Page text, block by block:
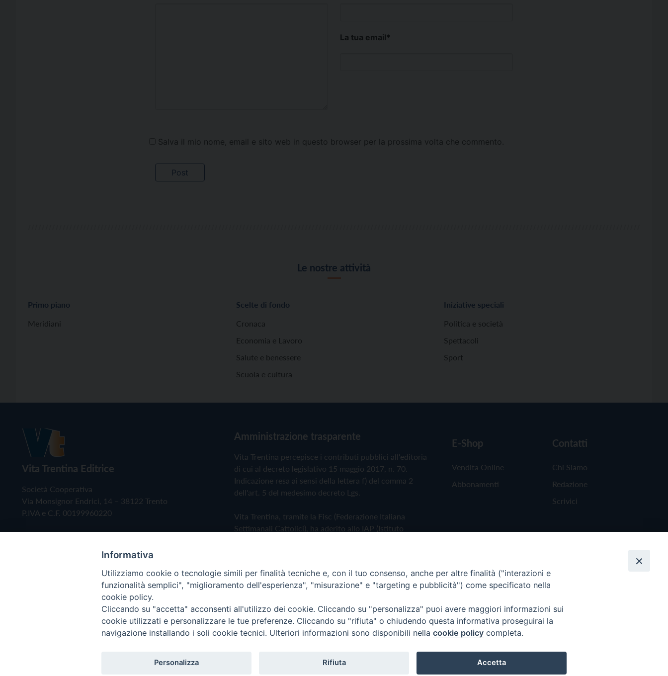
La tua email*
Salva il mio nome, email e sito web in questo browser per la prossima volta che commento.
Le nostre attività
Primo piano
Meridiani
Scelte di fondo
Cronaca
Economia e Lavoro
Salute e benessere
Scuola e cultura
Iniziative speciali
Politica e società
Spettacoli
Sport
Vita Trentina Editrice
Società Cooperativa
Via Monsignor Endrici, 14 – 38122 Trento
P.IVA e C.F. 00199960220
Amministrazione trasparente
Vita Trentina percepisce i contributi pubblici all'editoria
di cui al decreto legislativo 15 maggio 2017, n. 70.
Indicazione resa ai sensi della lettera f) del comma 2
dell'art. 5 del medesimo decreto Lgs.
Vita Trentina, tramite la Fisc (Federazione Italiana
Settimanali Cattolici), ha aderito allo IAP (Istituto
Privacy Policy Cookie Policy
E-Shop
Vendita Online
Abbonamenti
Contatti
Chi Siamo
Redazione
Scrivici
Copyright © 2019 - Tutti i diritti riservati - Vita Trentina Editrice
Informativa
Utilizziamo cookie o tecnologie simili per finalità tecniche e, con il tuo consenso, anche per altre finalità ("interazioni e
funzionalità semplici", "miglioramento dell'esperienza", "misurazione" e "targeting e pubblicità") come specificato nella
cookie policy.
Cliccando su "accetta" acconsenti all'utilizzo dei cookie. Cliccando su "personalizza" puoi avere maggiori informazioni sui
cookie utilizzati e personalizzare le tue preferenze. Cliccando su "rifiuta" o chiudendo questa informativa proseguirai la
navigazione installando i soli cookie tecnici. Ulteriori informazioni sono disponibili nella cookie policy completa.
Personalizza Rifiuta Accetta